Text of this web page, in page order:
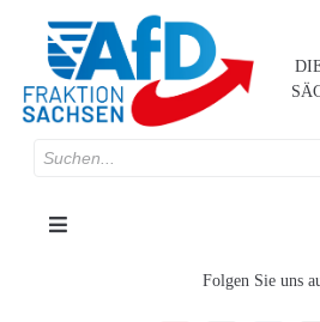
Folgen Sie uns